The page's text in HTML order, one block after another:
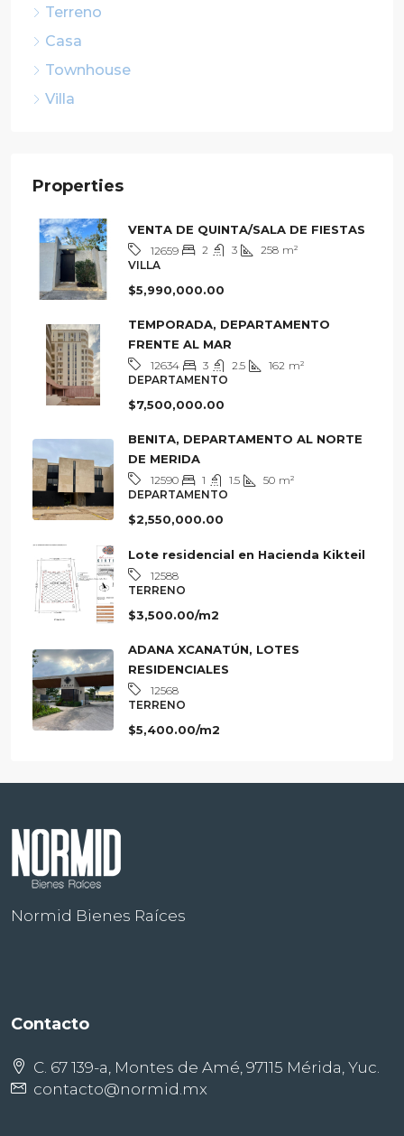
Terreno
Casa
Townhouse
Villa
Properties
VENTA DE QUINTA/SALA DE FIESTAS
12659 2 3 258 m²
VILLA
$5,990,000.00
TEMPORADA, DEPARTAMENTO
FRENTE AL MAR
12634 3 2.5 162 m²
DEPARTAMENTO
$7,500,000.00
BENITA, DEPARTAMENTO AL NORTE
DE MERIDA
12590 1 1.5 50 m²
DEPARTAMENTO
$2,550,000.00
Lote residencial en Hacienda Kikteil
12588
TERRENO
$3,500.00/m2
ADANA XCANATÚN, LOTES
RESIDENCIALES
12568
TERRENO
$5,400.00/m2
Normid Bienes Raíces
Contacto
C. 67 139-a, Montes de Amé, 97115 Mérida, Yuc.
contacto@normid.mx